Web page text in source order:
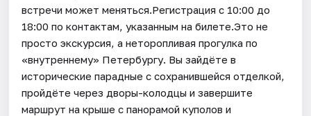
встречи может меняться.Регистрация с 10:00 до
18:00 по контактам, указанным на билете.Это не
просто экскурсия, а неторопливая прогулка по
«внутреннему» Петербургу. Вы зайдёте в
исторические парадные с сохранившейся отделкой,
пройдёте через дворы-колодцы и завершите
маршрут на крыше с панорамой куполов и